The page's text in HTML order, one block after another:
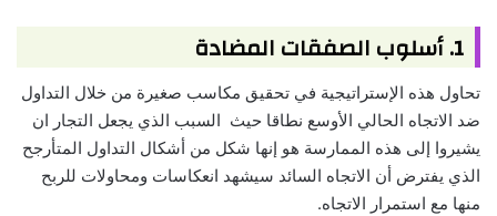
1. أسلوب الصفقات المضادة
تحاول هذه الإستراتيجية في تحقيق مكاسب صغيرة من خلال التداول
ضد الاتجاه الحالي الأوسع نطاقا حيث السبب الذي يجعل التجار ان
يشيروا إلى هذه الممارسة هو إنها شكل من أشكال التداول المتأرجح
الذي يفترض أن الاتجاه السائد سيشهد انعكاسات ومحاولات للربح
منها مع استمرار الاتجاه.